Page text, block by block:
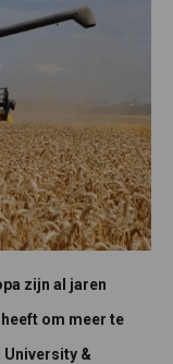
zijn al jaren
om meer te
University &